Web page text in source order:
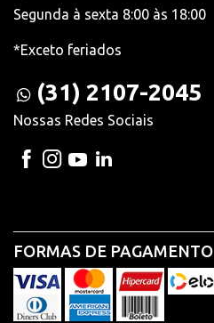
Segunda à sexta 8:00 às 18:00
*Exceto feriados
(31) 2107-2045
Nossas Redes Sociais
FORMAS DE PAGAMENTO